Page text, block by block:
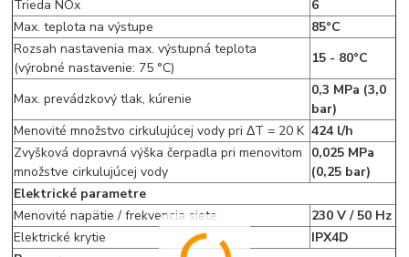
Trieda NOx
6
Max. teplota na výstupe
85°C
Rozsah nastavenia max. výstupná teplota
(výrobné nastavenie: 75 °C)
15 - 80°C
Max. prevádzkový tlak, kúrenie
0,3 MPa (3,0
bar)
Menovité množstvo cirkulujúcej vody pri ΔT = 20 K 424 l/h
Zvyšková dopravná výška čerpadla pri menovitom
množstve cirkulujúcej vody
0,025 MPa
(0,25 bar)
Elektrické parametre
Menovité napätie / frekvencia siete
230 V / 50 Hz
Elektrické krytie
IPX4D